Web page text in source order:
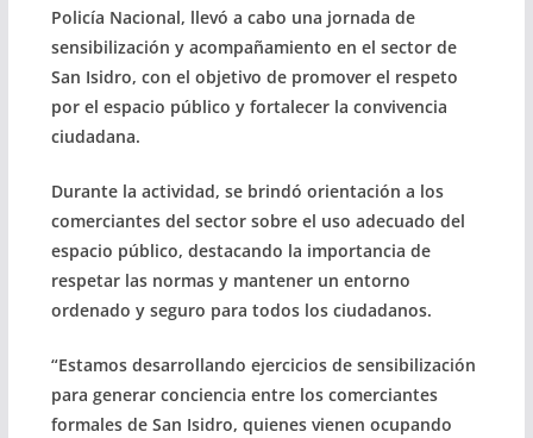
Policía Nacional, llevó a cabo una jornada de
sensibilización y acompañamiento en el sector de
San Isidro, con el objetivo de promover el respeto
por el espacio público y fortalecer la convivencia
ciudadana.
Durante la actividad, se brindó orientación a los
comerciantes del sector sobre el uso adecuado del
espacio público, destacando la importancia de
respetar las normas y mantener un entorno
ordenado y seguro para todos los ciudadanos.
“Estamos desarrollando ejercicios de sensibilización
para generar conciencia entre los comerciantes
formales de San Isidro, quienes vienen ocupando